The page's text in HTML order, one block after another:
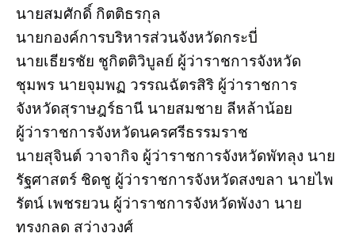
นายสมศักดิ์ กิตติธรกุล
นายกองค์การบริหารส่วนจังหวัดกระบี่
นายเธียรชัย ชูกิตติวิบูลย์ ผู้ว่าราชการจังหวัด
ชุมพร นายจุมพฏ วรรณฉัตรสิริ ผู้ว่าราชการ
จังหวัดสุราษฎร์ธานี นายสมชาย ลีหล้าน้อย
ผู้ว่าราชการจังหวัดนครศรีธรรมราช
นายสุจินต์ วาจากิจ ผู้ว่าราชการจังหวัดพัทลุง นาย
รัฐศาสตร์ ชิดชู ผู้ว่าราชการจังหวัดสงขลา นายไพ
รัตน์ เพชรยวน ผู้ว่าราชการจังหวัดพังงา นาย
ทรงกลด สว่างวงศ์